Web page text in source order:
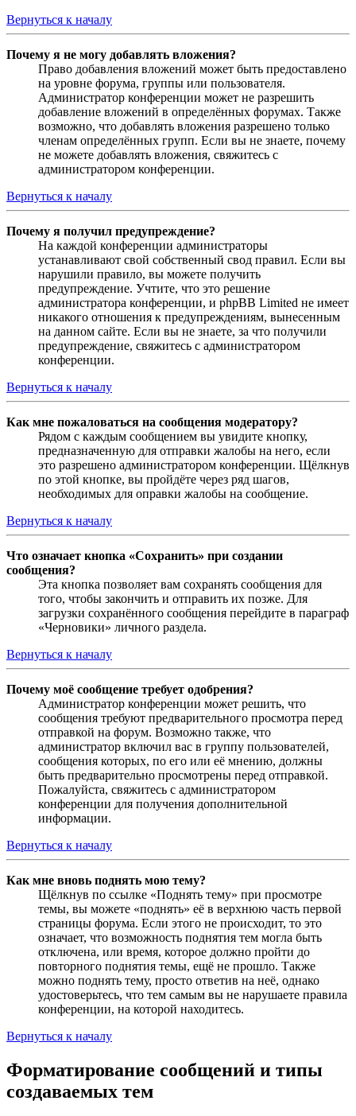
Вернуться к началу
Почему я не могу добавлять вложения?
Право добавления вложений может быть предоставлено
на уровне форума, группы или пользователя.
Администратор конференции может не разрешить
добавление вложений в определённых форумах. Также
возможно, что добавлять вложения разрешено только
членам определённых групп. Если вы не знаете, почему
не можете добавлять вложения, свяжитесь с
администратором конференции.
Вернуться к началу
Почему я получил предупреждение?
На каждой конференции администраторы
устанавливают свой собственный свод правил. Если вы
нарушили правило, вы можете получить
предупреждение. Учтите, что это решение
администратора конференции, и phpBB Limited не имеет
никакого отношения к предупреждениям, вынесенным
на данном сайте. Если вы не знаете, за что получили
предупреждение, свяжитесь с администратором
конференции.
Вернуться к началу
Как мне пожаловаться на сообщения модератору?
Рядом с каждым сообщением вы увидите кнопку,
предназначенную для отправки жалобы на него, если
это разрешено администратором конференции. Щёлкнув
по этой кнопке, вы пройдёте через ряд шагов,
необходимых для оправки жалобы на сообщение.
Вернуться к началу
Что означает кнопка «Сохранить» при создании
сообщения?
Эта кнопка позволяет вам сохранять сообщения для
того, чтобы закончить и отправить их позже. Для
загрузки сохранённого сообщения перейдите в параграф
«Черновики» личного раздела.
Вернуться к началу
Почему моё сообщение требует одобрения?
Администратор конференции может решить, что
сообщения требуют предварительного просмотра перед
отправкой на форум. Возможно также, что
администратор включил вас в группу пользователей,
сообщения которых, по его или её мнению, должны
быть предварительно просмотрены перед отправкой.
Пожалуйста, свяжитесь с администратором
конференции для получения дополнительной
информации.
Вернуться к началу
Как мне вновь поднять мою тему?
Щёлкнув по ссылке «Поднять тему» при просмотре
темы, вы можете «поднять» её в верхнюю часть первой
страницы форума. Если этого не происходит, то это
означает, что возможность поднятия тем могла быть
отключена, или время, которое должно пройти до
повторного поднятия темы, ещё не прошло. Также
можно поднять тему, просто ответив на неё, однако
удостоверьтесь, что тем самым вы не нарушаете правила
конференции, на которой находитесь.
Вернуться к началу
Форматирование сообщений и типы
создаваемых тем